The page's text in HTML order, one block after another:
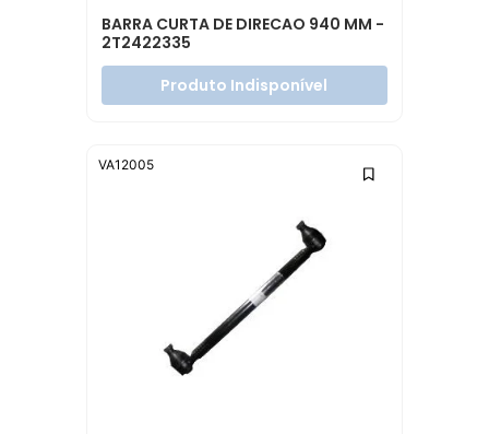
BARRA CURTA DE DIRECAO 940 MM -
2T2422335
Produto Indisponível
VA12005